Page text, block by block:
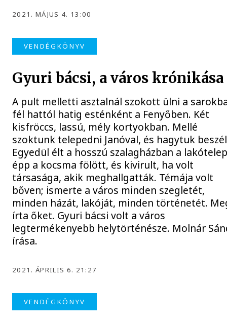
2021. MÁJUS 4. 13:00
VENDÉGKÖNYV
Gyuri bácsi, a város krónikása
A pult melletti asztalnál szokott ülni a
fél hattól hatig esténként a Fenyőben. Két
kisfröccs, lassú, mély kortyokban. Mellé
szoktunk telepedni Janóval, és hagytuk
Egyedül élt a hosszú szalagházban a
épp a kocsma fölött, és kivirult, ha volt
társasága, akik meghallgatták. Témája volt
bőven; ismerte a város minden szegletét,
minden házát, lakóját, minden történetét.
írta őket. Gyuri bácsi volt a város
legtermékenyebb helytörténésze. Molnár
írása.
2021. ÁPRILIS 6. 21:27
VENDÉGKÖNYV